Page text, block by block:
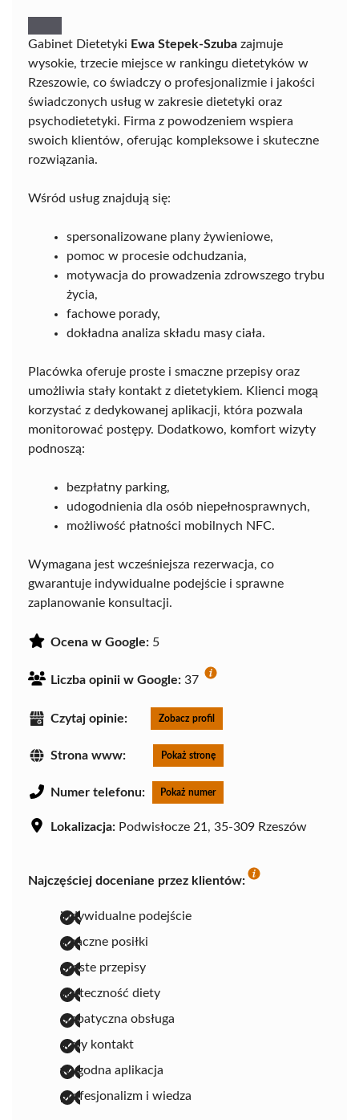
Gabinet Dietetyki Ewa Stepek-Szuba zajmuje
wysokie, trzecie miejsce w rankingu dietetyków w
Rzeszowie, co świadczy o profesjonalizmie i jakości
świadczonych usług w zakresie dietetyki oraz
psychodietetyki. Firma z powodzeniem wspiera
swoich klientów, oferując kompleksowe i skuteczne
rozwiązania.
Wśród usług znajdują się:
spersonalizowane plany żywieniowe,
pomoc w procesie odchudzania,
motywacja do prowadzenia zdrowszego trybu
życia,
fachowe porady,
dokładna analiza składu masy ciała.
Placówka oferuje proste i smaczne przepisy oraz
umożliwia stały kontakt z dietetykiem. Klienci mogą
korzystać z dedykowanej aplikacji, która pozwala
monitorować postępy. Dodatkowo, komfort wizyty
podnoszą:
bezpłatny parking,
udogodnienia dla osób niepełnosprawnych,
możliwość płatności mobilnych NFC.
Wymagana jest wcześniejsza rezerwacja, co
gwarantuje indywidualne podejście i sprawne
zaplanowanie konsultacji.
Ocena w Google: 5
Liczba opinii w Google: 37
Czytaj opinie: Zobacz profil
Strona www: Pokaż stronę
Numer telefonu: Pokaż numer
Lokalizacja: Podwisłocze 21, 35-309 Rzeszów
Najczęściej doceniane przez klientów:
indywidualne podejście
smaczne posiłki
proste przepisy
skuteczność diety
empatyczna obsługa
stały kontakt
wygodna aplikacja
profesjonalizm i wiedza